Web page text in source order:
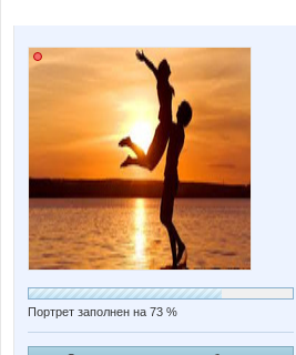
Портрет заполнен на 73 %